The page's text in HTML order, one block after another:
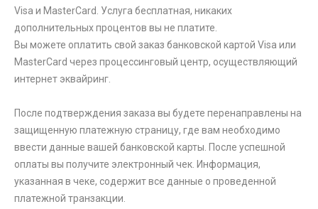
Visa и MasterCard. Услуга бесплатная, никаких
дополнительных процентов вы не платите.
Вы можете оплатить свой заказ банковской картой Visa или
MasterCard через процессинговый центр, осуществляющий
интернет эквайринг.
После подтверждения заказа вы будете перенаправлены на
защищенную платежную страницу, где вам необходимо
ввести данные вашей банковской карты. После успешной
оплаты вы получите электронный чек. Информация,
указанная в чеке, содержит все данные о проведенной
платежной транзакции.